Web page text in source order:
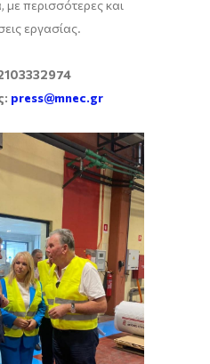
με περισσότερες και
εργασίας.
press@mnec.gr